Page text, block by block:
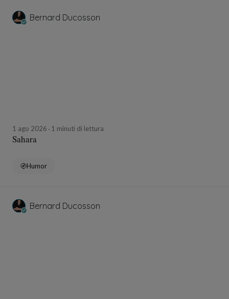
Bernard Ducosson
1 ago 2026 1 minuti di lettura
Sahara
Humor
Bernard Ducosson